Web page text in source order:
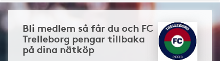
Bli medlem så får du och FC
Trelleborg pengar tillbaka
på dina nätköp